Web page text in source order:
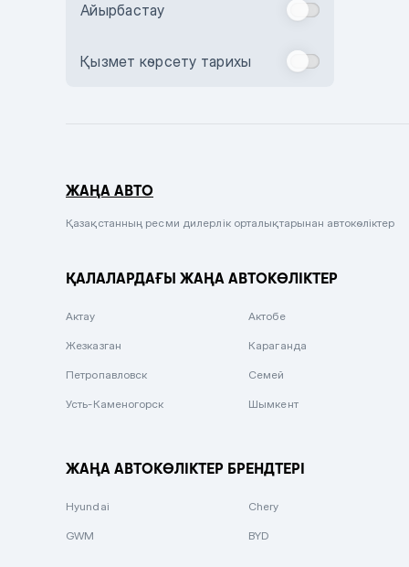
Бежевый
Комбинированный
Сиреневый металлик
Вишневый
Айырбастау
Қызмет көрсету тарихы
ЖАҢА АВТО
Қазақстанның ресми дилерлік орталықтарынан автокөліктер
ҚАЛАЛАРДАҒЫ ЖАҢА АВТОКӨЛІКТЕР
Актау Актобе
Жезказган Караганда
Петропавловск Семей
Усть-Каменогорск Шымкент
ЖАҢА АВТОКӨЛІКТЕР БРЕНДТЕРІ
Hyundai Chery
GWM BYD